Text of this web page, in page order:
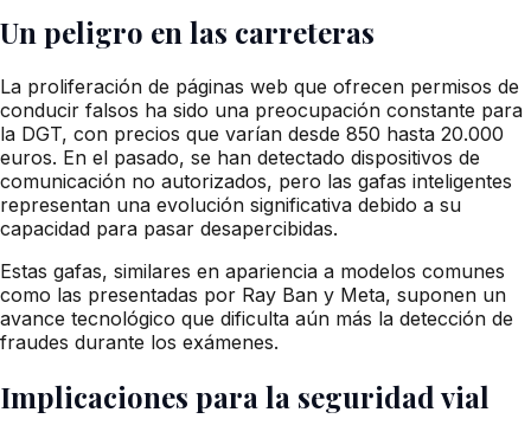
Un peligro en las carreteras
La proliferación de páginas web que ofrecen permisos de
conducir falsos ha sido una preocupación constante para
la DGT, con precios que varían desde 850 hasta 20.000
euros. En el pasado, se han detectado dispositivos de
comunicación no autorizados, pero las gafas inteligentes
representan una evolución significativa debido a su
capacidad para pasar desapercibidas.
Estas gafas, similares en apariencia a modelos comunes
como las presentadas por Ray Ban y Meta, suponen un
avance tecnológico que dificulta aún más la detección de
fraudes durante los exámenes.
Implicaciones para la seguridad vial